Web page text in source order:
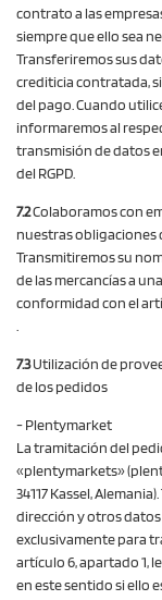
contrato a las
siempre que ello sea
Transferiremos sus
crediticia contratada,
del pago. Cuando
informaremos al
transmisión de datos
del RGPD.
7.2Colaboramos con
nuestras obligaciones
Transmitiremos su
de las mercancías a
conformidad con el
7.3Utilización de
de los pedidos
- Plentymarket
La tramitación del
«plentymarkets»
34117 Kassel,
dirección y otros
exclusivamente para
artículo 6, apartado 1,
en este sentido si ello